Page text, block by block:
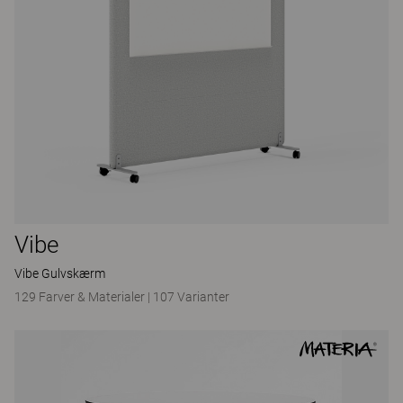
Vibe
Vibe Gulvskærm
129 Farver & Materialer | 107 Varianter